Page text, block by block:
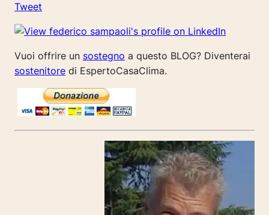
Tweet
Vuoi offrire un sostegno a questo BLOG? Diventerai
sostenitore di EspertoCasaClima.